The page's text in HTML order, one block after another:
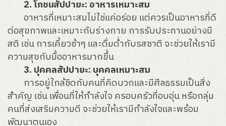
2. โภชนสัปปายะ: อาหารเหมาะสม
อาหารที่เหมาะสมไม่ใช่แค่อร่อย แต่ควรเป็นอาหารที่ดี
ต่อสุขภาพและเหมาะกับร่างกาย การรับประทานอย่างมี
สติ เช่น การเคี้ยวช้าๆ และดื่มด่ำกับรสชาติ จะช่วยให้เรามี
ความสุขกับมื้ออาหารมากขึ้น
3. ปุคคลสัปปายะ: บุคคลเหมาะสม
การอยู่ใกล้ชิดกับคนที่คิดบวกและมีศีลธรรมเป็นสิ่ง
สำคัญ เช่น เพื่อนที่ให้กำลังใจ ครอบครัวที่อบอุ่น หรือกลุ่ม
คนที่ส่งเสริมความดี จะช่วยให้เรามีกำลังใจและพร้อม
พัฒนาตนเอง